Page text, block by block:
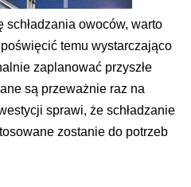
schładzania owoców, warto
temu wystarczająco
zaplanować przyszłe
są przeważnie raz na
sprawi, że schładzanie
zostanie do potrzeb